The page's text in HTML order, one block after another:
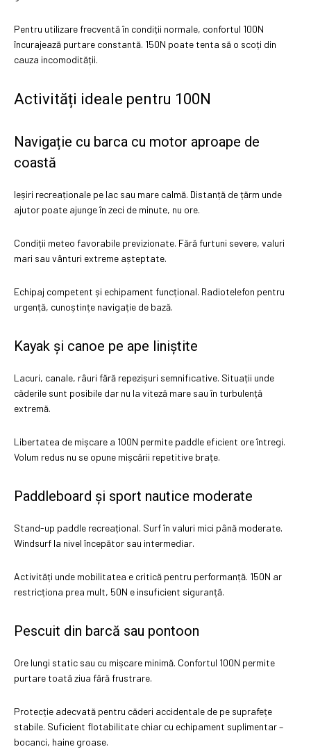
Pentru utilizare frecventă în condiții normale, confortul 100N
încurajează purtare constantă. 150N poate tenta să o scoți din
cauza incomodității.
Activități ideale pentru 100N
Navigație cu barca cu motor aproape de
coastă
Ieșiri recreaționale pe lac sau mare calmă. Distanță de țărm unde
ajutor poate ajunge în zeci de minute, nu ore.
Condiții meteo favorabile previzionate. Fără furtuni severe, valuri
mari sau vânturi extreme așteptate.
Echipaj competent și echipament funcțional. Radiotelefon pentru
urgență, cunoștințe navigație de bază.
Kayak și canoe pe ape liniștite
Lacuri, canale, râuri fără repezișuri semnificative. Situații unde
căderile sunt posibile dar nu la viteză mare sau în turbulență
extremă.
Libertatea de mișcare a 100N permite paddle eficient ore întregi.
Volum redus nu se opune mișcării repetitive brațe.
Paddleboard și sport nautice moderate
Stand-up paddle recreațional. Surf în valuri mici până moderate.
Windsurf la nivel începător sau intermediar.
Activități unde mobilitatea e critică pentru performanță. 150N ar
restricționa prea mult, 50N e insuficient siguranță.
Pescuit din barcă sau pontoon
Ore lungi static sau cu mișcare minimă. Confortul 100N permite
purtare toată ziua fără frustrare.
Protecție adecvată pentru căderi accidentale de pe suprafețe
stabile. Suficient flotabilitate chiar cu echipament suplimentar –
bocanci, haine groase.